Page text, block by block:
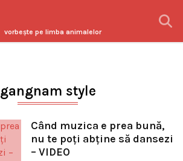
vorbeşte pe limba animalelor
gangnam style
Când muzica e prea bună,
nu te poți abține să dansezi
– VIDEO